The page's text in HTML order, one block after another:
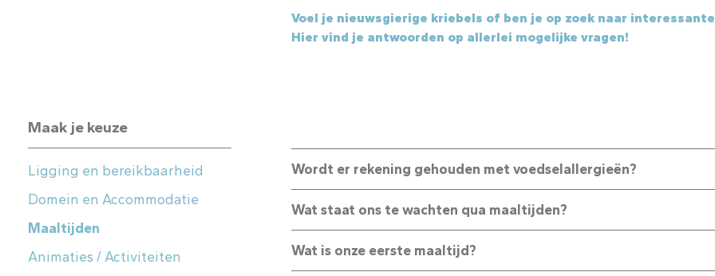
Voel je nieuwsgierige kriebels of ben je op zoek naar
Hier vind je antwoorden op allerlei mogelijke vragen!
Maak je keuze
Ligging en bereikbaarheid
Domein en Accommodatie
Maaltijden
Animaties / Activiteiten
Wordt er rekening gehouden met voedselallergieën?
Wat staat ons te wachten qua maaltijden?
Wat is onze eerste maaltijd?